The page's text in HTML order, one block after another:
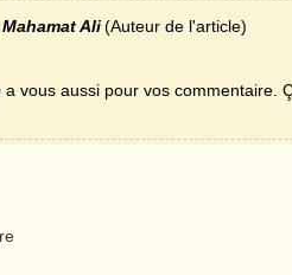
Ali(Auteur de l'article)
a vous aussi pour vos commentaire.